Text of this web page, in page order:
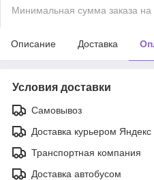
Минимальная сумма заказа
Описание Доставка
Условия доставки
Самовывоз
Доставка курьером Яндекс
Транспортная компания
Доставка автобусом